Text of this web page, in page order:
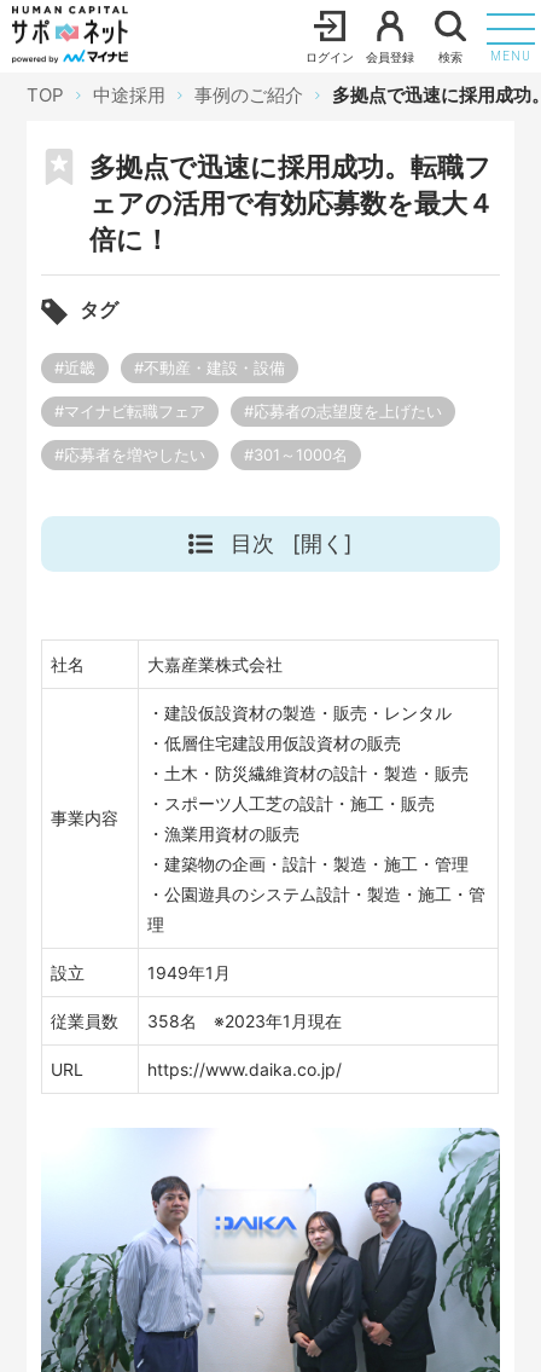
ログイン 会員登録 検索 MENU
TOP 中途採用 事例のご紹介 多拠点で迅速に採用成功
多拠点で迅速に採用成功。転職フ
ェアの活用で有効応募数を最大４
倍に！
タグ
#近畿 #不動産・建設・設備
#マイナビ転職フェア #応募者の志望度を上げたい
#応募者を増やしたい #301～1000名
目次 [開く]
社名 大嘉産業株式会社
事業内容
・建設仮設資材の製造・販売・レンタル
・低層住宅建設用仮設資材の販売
・土木・防災繊維資材の設計・製造・販売
・スポーツ人工芝の設計・施工・販売
・漁業用資材の販売
・建築物の企画・設計・製造・施工・管理
・公園遊具のシステム設計・製造・施工・管
理
設立 1949年1月
従業員数 358名 ※2023年1月現在
URL https://www.daika.co.jp/